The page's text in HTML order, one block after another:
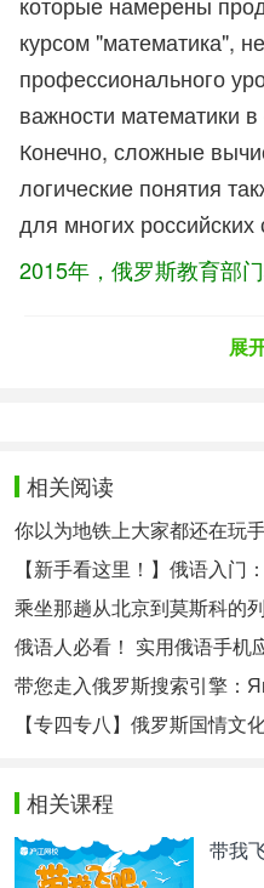
курсом "математика",
профессионального
важности математики
Конечно, сложные
логические понятия
для многих российских
2015年，俄罗斯教育部
获得文凭或没有数学课
的重要地位。当然，复
念也是许多俄罗斯学子的
展
相关阅读
你以为地铁上大家都还在玩
【新手看这里！】俄语入门
乘坐那趟从北京到莫斯科的
俄语人必看！ 实用俄语手机
带您走入俄罗斯搜索引擎：
【专四专八】俄罗斯国情文
相关课程
带我